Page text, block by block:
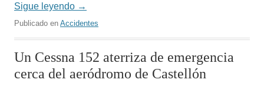
Sigue leyendo →
Publicado en Accidentes
Un Cessna 152 aterriza de emergencia
cerca del aeródromo de Castellón